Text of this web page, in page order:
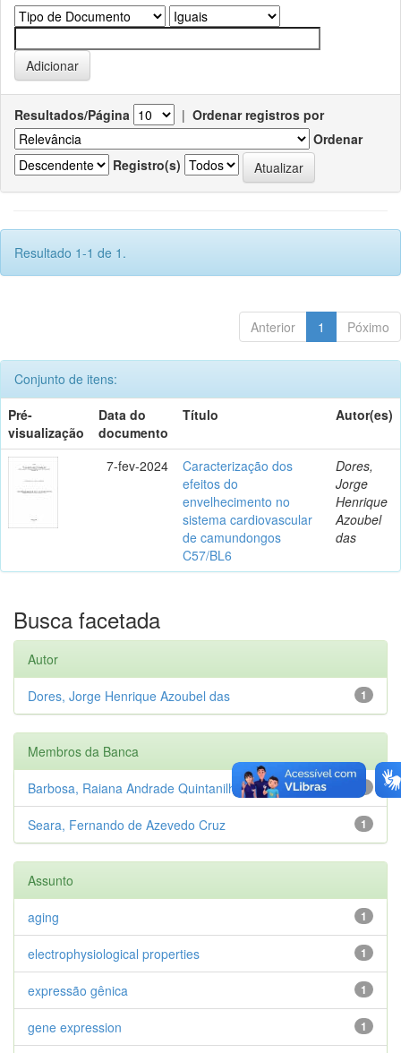
Resultados/Página | Ordenar registros por
Ordenar
Registro(s)
Resultado 1-1 de 1.
Anterior 1 Póximo
Conjunto de itens:
Pré-
visualização
Data do
documento
Título Autor(es)
7-fev-2024
Caracterização dos
efeitos do
envelhecimento no
sistema cardiovascular
de camundongos
C57/BL6
Dores,
Jorge
Henrique
Azoubel
das
Busca facetada
Autor
1
Dores, Jorge Henrique Azoubel das
Membros da Banca
Barbosa, Raiana Andrade Quintanilha
1
Seara, Fernando de Azevedo Cruz
Assunto
1
aging
1
electrophysiological properties
1
expressão gênica
1
gene expression